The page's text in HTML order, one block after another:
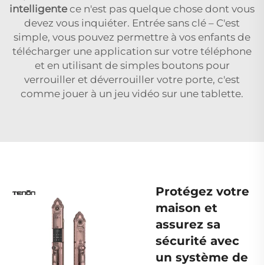
intelligente ce n'est pas quelque chose dont vous
devez vous inquiéter. Entrée sans clé – C'est
simple, vous pouvez permettre à vos enfants de
télécharger une application sur votre téléphone
et en utilisant de simples boutons pour
verrouiller et déverrouiller votre porte, c'est
comme jouer à un jeu vidéo sur une tablette.
Protégez votre
maison et
assurez sa
sécurité avec
un système de